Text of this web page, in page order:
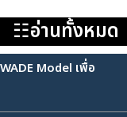
☷อ่านทั้งหมด
Model เพื่อ